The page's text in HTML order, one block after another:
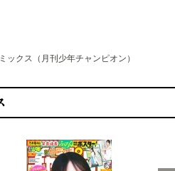
ックス（月刊少年チャンピオン）